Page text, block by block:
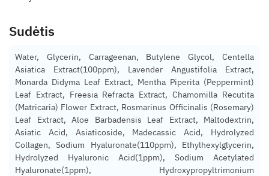
Sudėtis
Water, Glycerin, Carrageenan, Butylene Glycol, Centella
Asiatica Extract(100ppm), Lavender Angustifolia Extract,
Monarda Didyma Leaf Extract, Mentha Piperita (Peppermint)
Leaf Extract, Freesia Refracta Extract, Chamomilla Recutita
(Matricaria) Flower Extract, Rosmarinus Officinalis (Rosemary)
Leaf Extract, Aloe Barbadensis Leaf Extract, Maltodextrin,
Asiatic Acid, Asiaticoside, Madecassic Acid, Hydrolyzed
Collagen, Sodium Hyaluronate(110ppm), Ethylhexylglycerin,
Hydrolyzed Hyaluronic Acid(1ppm), Sodium Acetylated
Hyaluronate(1ppm), Hydroxypropyltrimonium